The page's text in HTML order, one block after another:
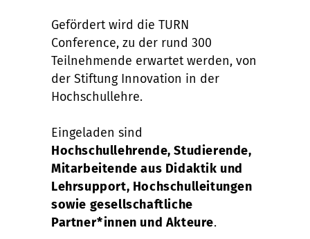
Gefördert wird die TURN
Conference, zu der rund 300
Teilnehmende erwartet werden, von
der Stiftung Innovation in der
Hochschullehre.
Eingeladen sind
Hochschullehrende, Studierende,
Mitarbeitende aus Didaktik und
Lehrsupport, Hochschulleitungen
sowie gesellschaftliche
Partner*innen und Akteure.